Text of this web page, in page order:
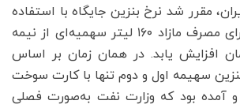
مقرر شد نرخ بنزین جایگاه با استفاده
از کارت اضطراری برای مصرف مازاد ۱۶۰ لیتر سهمیه‌ای از نیمه
به ۵۰۰۰ تومان افزایش یابد. در همان زمان بر اساس
سهیمه اول و دوم تنها با کارت سوخت
آمده بود که وزارت نفت به‌صورت فصلی